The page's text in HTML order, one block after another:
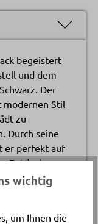
begeistert
und dem
Der
Stil
zu
Durch seine
er perfekt auf
Entdecke
Delta Möbel
wichtig
um Ihnen die